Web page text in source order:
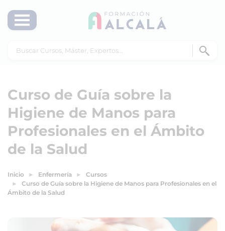
Curso de Guía sobre la
Higiene de Manos para
Profesionales en el Ámbito
de la Salud
Inicio Enfermería
Cursos
Curso de Guía sobre la Higiene de Manos para Profesionales en el
Ámbito de la Salud